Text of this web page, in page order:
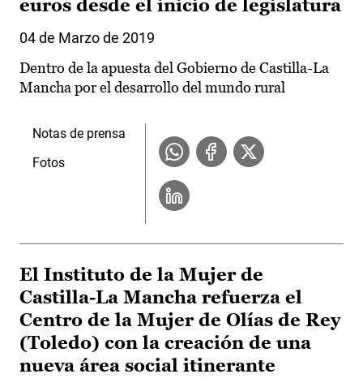
euros desde el inicio de legislatura
04 de Marzo de 2019
Dentro de la apuesta del Gobierno de Castilla-La
Mancha por el desarrollo del mundo rural
Notas de prensa
Fotos
El Instituto de la Mujer de
Castilla-La Mancha refuerza el
Centro de la Mujer de Olías de Rey
(Toledo) con la creación de una
nueva área social itinerante